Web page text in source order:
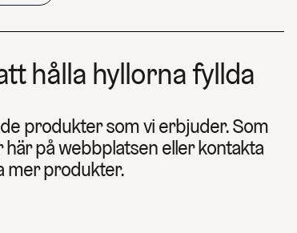
hålla hyllorna fyllda
produkter som vi erbjuder. Som
på webbplatsen eller kontakta
mer produkter.